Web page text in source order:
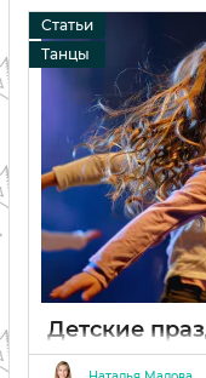
Статьи
Танцы
Детские
идеи для